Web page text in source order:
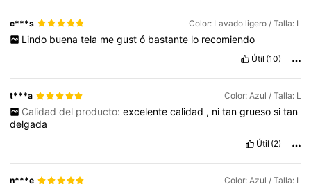
c***s Color: Lavado ligero / Talla: L
Lindo buena tela me gust ó bastante lo recomiendo
Útil (10)
t***a Color: Azul / Talla: L
Calidad del producto: excelente calidad , ni tan grueso si tan
delgada
Útil (2)
n***e Color: Azul / Talla: L